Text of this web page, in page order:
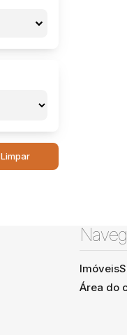
Limpar
Imóveis
Área do